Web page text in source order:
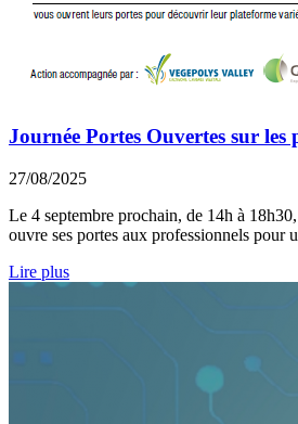
Journée Portes Ouvertes sur les
27/08/2025
Le 4 septembre prochain, de 14h à
ouvre ses portes aux professionnels
Lire plus